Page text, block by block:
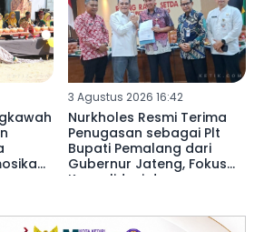
3 Agustus 2026 16:42
Nurkholes Resmi Terima
Penugasan sebagai Plt
Bupati Pemalang dari
Gubernur Jateng, Fokus
Konsolidasi dan